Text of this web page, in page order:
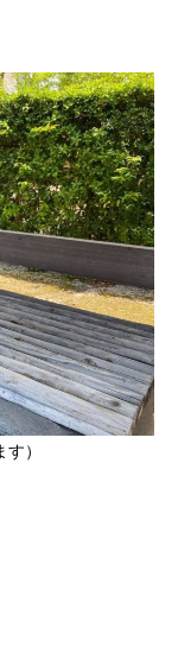
）